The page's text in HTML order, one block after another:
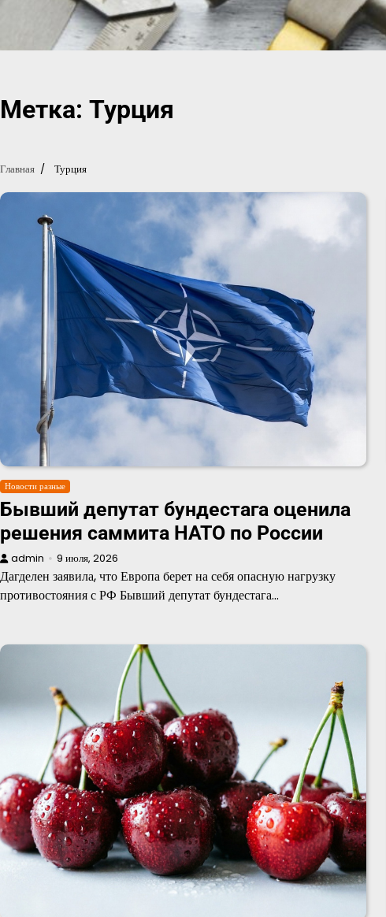
содержимому
Метка: Турция
Главная Турция
Новости разные
Бывший депутат бундестага оценила
решения саммита НАТО по России
admin 9 июля, 2026
Дагделен заявила, что Европа берет на себя опасную нагрузку
противостояния с РФ Бывший депутат бундестага…